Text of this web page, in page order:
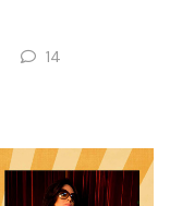
14